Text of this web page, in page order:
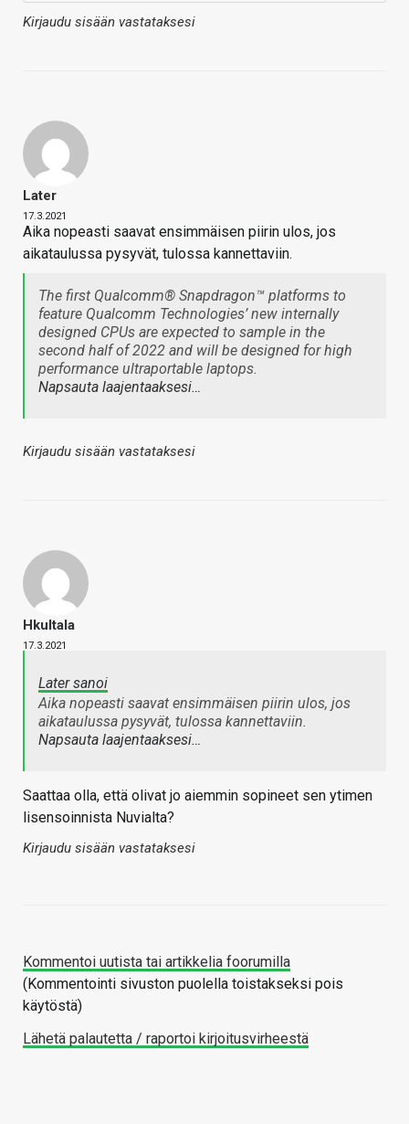
Kirjaudu sisään vastataksesi
Later
17.3.2021
Aika nopeasti saavat ensimmäisen piirin ulos, jos
aikataulussa pysyvät, tulossa kannettaviin.
The first Qualcomm® Snapdragon™ platforms to
feature Qualcomm Technologies’ new internally
designed CPUs are expected to sample in the
second half of 2022 and will be designed for high
performance ultraportable laptops.
Napsauta laajentaaksesi…
Kirjaudu sisään vastataksesi
Hkultala
17.3.2021
Later sanoi
Aika nopeasti saavat ensimmäisen piirin ulos, jos
aikataulussa pysyvät, tulossa kannettaviin.
Napsauta laajentaaksesi…
Saattaa olla, että olivat jo aiemmin sopineet sen ytimen
lisensoinnista Nuvialta?
Kirjaudu sisään vastataksesi
Kommentoi uutista tai artikkelia foorumilla
(Kommentointi sivuston puolella toistakseksi pois
käytöstä)
Lähetä palautetta / raportoi kirjoitusvirheestä